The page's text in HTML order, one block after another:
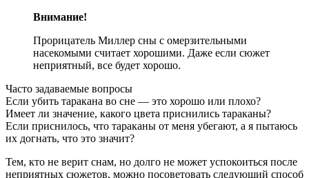
Внимание!
Прорицатель Миллер сны с омерзительными
насекомыми считает хорошими. Даже если сюжет
неприятный, все будет хорошо.
Часто задаваемые вопросы
Если убить таракана во сне — это хорошо или плохо?
Имеет ли значение, какого цвета приснились тараканы?
Если приснилось, что тараканы от меня убегают, а я пытаюсь
их догнать, что это значит?
Тем, кто не верит снам, но долго не может успокоиться после
неприятных сюжетов, можно посоветовать следующий способ